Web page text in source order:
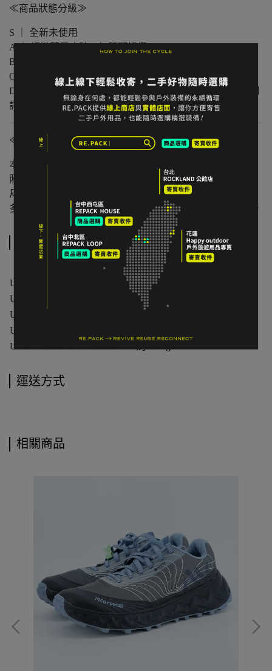
≪商品狀態分級≫
S ｜ 全新未使用
A ｜ 輕微著用痕跡，無明顯損傷
B ｜ 中度著用痕跡，功能正常
C ｜ 明顯使用痕跡或外觀瑕疵但功能無虞
D ｜ 重度使用 / 長期未使用 / 影響主要功能的瑕疵，請仔細
評估商品狀況
≪注意事項≫
本店與實體店同步販售，庫存可能有時間差。
照片已盡量呈現實色，螢幕設定不同可能略有差異。
尺寸為人工測量，可能有些微誤差。
多件不同門市商品將併單出貨，出貨時間可能延後 1–2 日。
規格說明
CM (腳長)重量（單腳）
US 6
約183 g
US 6.5
約
US 7
US 7.5
US 8
運送方式
相關商品